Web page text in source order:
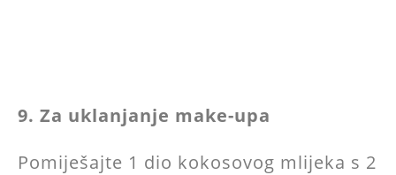
9. Za uklanjanje make-upa
Pomiješajte 1 dio kokosovog mlijeka s 2